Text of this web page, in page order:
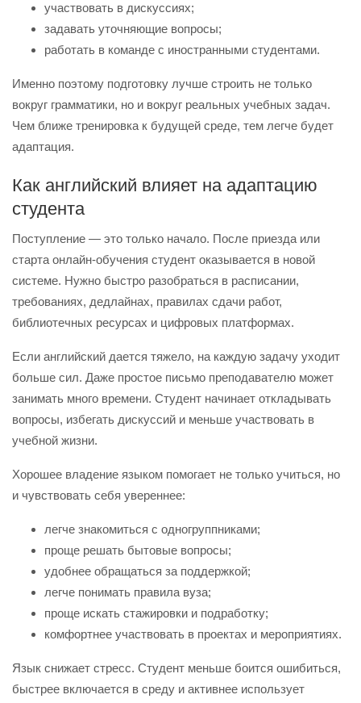
участвовать в дискуссиях;
задавать уточняющие вопросы;
работать в команде с иностранными студентами.
Именно поэтому подготовку лучше строить не только
вокруг грамматики, но и вокруг реальных учебных задач.
Чем ближе тренировка к будущей среде, тем легче будет
адаптация.
Как английский влияет на адаптацию
студента
Поступление — это только начало. После приезда или
старта онлайн-обучения студент оказывается в новой
системе. Нужно быстро разобраться в расписании,
требованиях, дедлайнах, правилах сдачи работ,
библиотечных ресурсах и цифровых платформах.
Если английский дается тяжело, на каждую задачу уходит
больше сил. Даже простое письмо преподавателю может
занимать много времени. Студент начинает откладывать
вопросы, избегать дискуссий и меньше участвовать в
учебной жизни.
Хорошее владение языком помогает не только учиться, но
и чувствовать себя увереннее:
легче знакомиться с одногруппниками;
проще решать бытовые вопросы;
удобнее обращаться за поддержкой;
легче понимать правила вуза;
проще искать стажировки и подработку;
комфортнее участвовать в проектах и мероприятиях.
Язык снижает стресс. Студент меньше боится ошибиться,
быстрее включается в среду и активнее использует